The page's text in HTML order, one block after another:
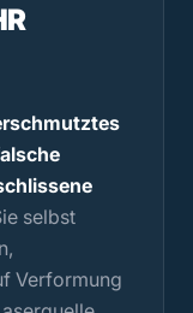
selbst
Verformung